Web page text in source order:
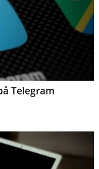
Telegram